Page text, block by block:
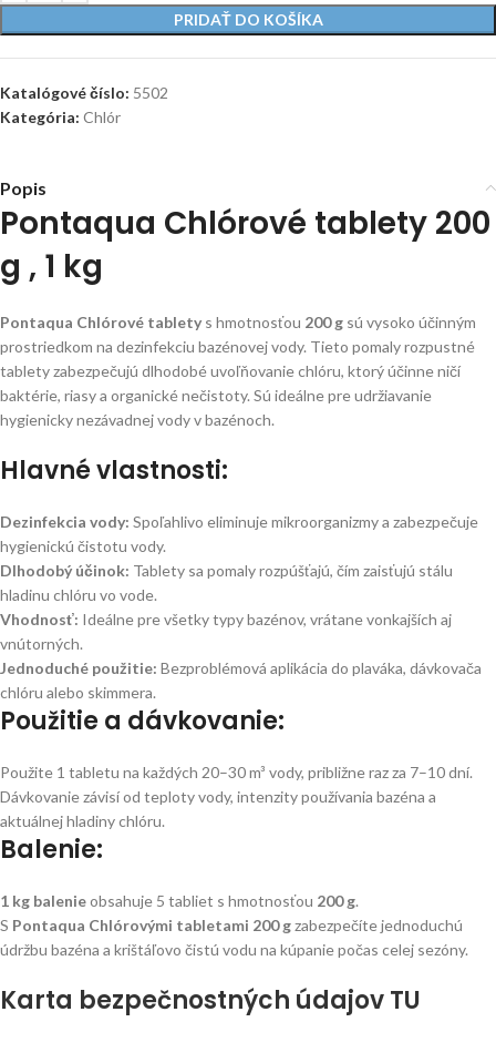
PRIDAŤ DO KOŠÍKA
Katalógové číslo: 5502
Kategória: Chlór
Popis
Pontaqua Chlórové tablety 200
g , 1 kg
Pontaqua Chlórové tablety s hmotnosťou 200 g sú vysoko účinným
prostriedkom na dezinfekciu bazénovej vody. Tieto pomaly rozpustné
tablety zabezpečujú dlhodobé uvoľňovanie chlóru, ktorý účinne ničí
baktérie, riasy a organické nečistoty. Sú ideálne pre udržiavanie
hygienicky nezávadnej vody v bazénoch.
Hlavné vlastnosti:
Dezinfekcia vody: Spoľahlivo eliminuje mikroorganizmy a zabezpečuje
hygienickú čistotu vody.
Dlhodobý účinok: Tablety sa pomaly rozpúšťajú, čím zaisťujú stálu
hladinu chlóru vo vode.
Vhodnosť: Ideálne pre všetky typy bazénov, vrátane vonkajších aj
vnútorných.
Jednoduché použitie: Bezproblémová aplikácia do plaváka, dávkovača
chlóru alebo skimmera.
Použitie a dávkovanie:
Použite 1 tabletu na každých 20–30 m³ vody, približne raz za 7–10 dní.
Dávkovanie závisí od teploty vody, intenzity používania bazéna a
aktuálnej hladiny chlóru.
Balenie:
1 kg balenieobsahuje 5 tabliet s hmotnosťou 200 g.
S Pontaqua Chlórovými tabletami 200 gzabezpečíte jednoduchú
údržbu bazéna a krištáľovo čistú vodu na kúpanie počas celej sezóny.
Karta bezpečnostných údajov TU